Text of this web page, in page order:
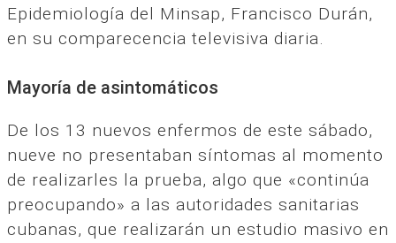
Epidemiología del Minsap, Francisco Durán,
en su comparecencia televisiva diaria.
Mayoría de asintomáticos
De los 13 nuevos enfermos de este sábado,
nueve no presentaban síntomas al momento
de realizarles la prueba, algo que «continúa
preocupando» a las autoridades sanitarias
cubanas, que realizarán un estudio masivo en